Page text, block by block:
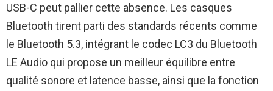
USB-C peut pallier cette absence. Les casques
Bluetooth tirent parti des standards récents comme
le Bluetooth 5.3, intégrant le codec LC3 du Bluetooth
LE Audio qui propose un meilleur équilibre entre
qualité sonore et latence basse, ainsi que la fonction